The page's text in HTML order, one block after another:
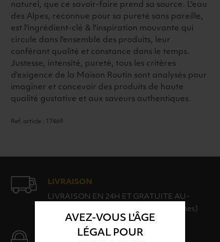
AVEZ-VOUS L'ÂGE
LÉGAL POUR
naturel, que ce savoir-faire prend sa source. L'eau
des Alpes, reconnue pour sa pureté sans pareille,
est l'ingrédient-clé & l'inspiration mouvante qui
circule dans l'ensemble des produits, leur
conférant qualité et constance dans le temps.
Justesse, intensité, pureté, tous les critères
d'exigence de la Maison Routin sont analysés pour
imaginer et concevoir des produits de haute
qualité gustative et aux saveurs authentiques.
Ref. article : 17469
LIVRAISON
LIVRAISON EN 24H ET GRATUITE AU-
DELÀ DE 100€ D'ACHAT (hors consignes)
PAIEMENT SÉCURISÉ